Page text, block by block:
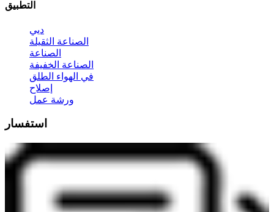
التطبيق
ديي
الصناعة الثقيلة
الصناعة
الصناعة الخفيفة
في الهواء الطلق
إصلاح
ورشة عمل
استفسار